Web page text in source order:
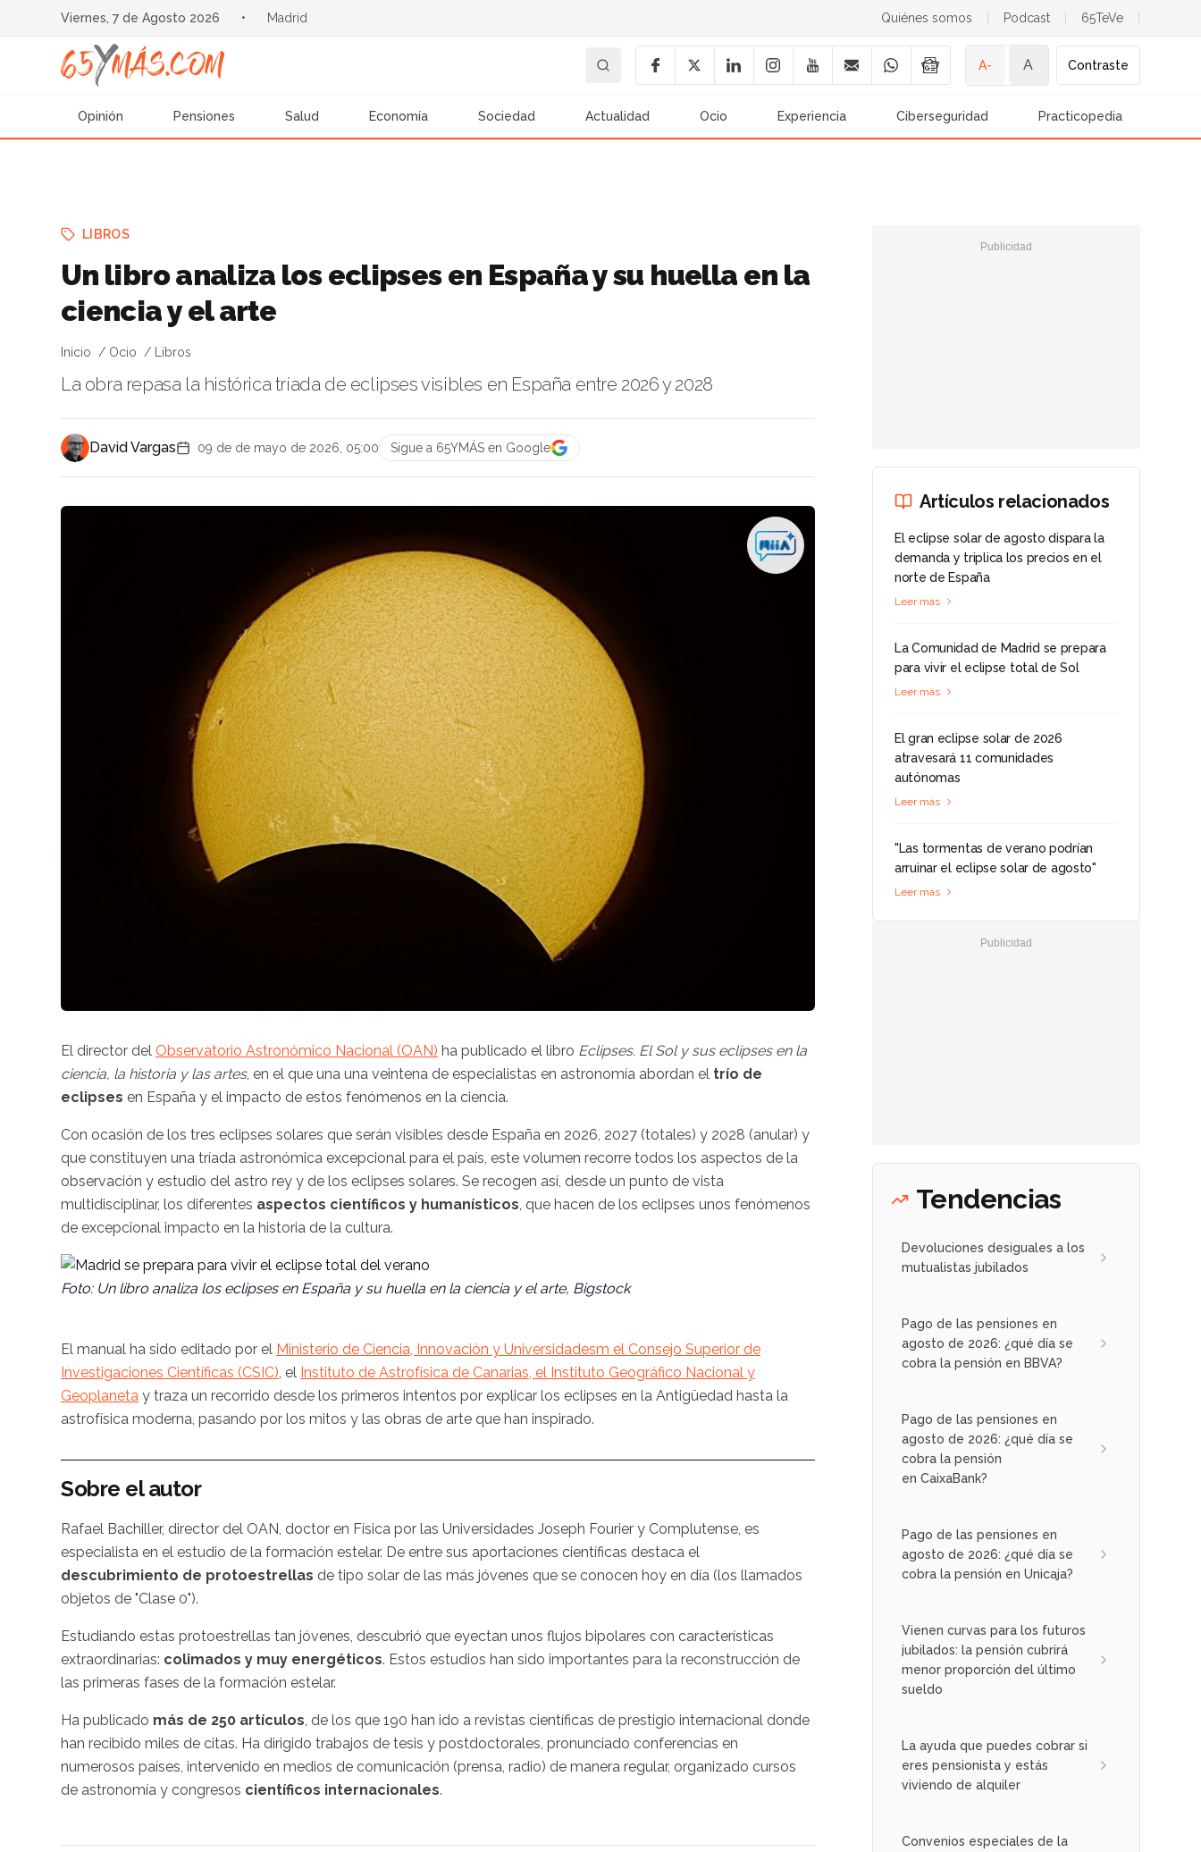
Viernes, 7 de Agosto 2026 • Madrid Quiénes somos Podcast 65TeVe
A- A Contraste
Opinión Pensiones Salud Economía Sociedad Actualidad Ocio Experiencia Ciberseguridad Practicopedia
LIBROS
Un libro analiza los eclipses en España y su huella en la
ciencia y el arte
Inicio Ocio Libros
La obra repasa la histórica tríada de eclipses visibles en España entre 2026 y 2028
David Vargas 09 de de mayo de 2026, 05:00 Sigue a 65YMÁS en Google
El director del Observatorio Astronómico Nacional (OAN) ha publicado el libro Eclipses. El Sol y sus eclipses en la
ciencia, la historia y las artes, en el que una una veintena de especialistas en astronomía abordan el trío de
eclipses en España y el impacto de estos fenómenos en la ciencia.
Con ocasión de los tres eclipses solares que serán visibles desde España en 2026, 2027 (totales) y 2028 (anular) y
que constituyen una tríada astronómica excepcional para el país, este volumen recorre todos los aspectos de la
observación y estudio del astro rey y de los eclipses solares. Se recogen así, desde un punto de vista
multidisciplinar, los diferentes aspectos científicos y humanísticos , que hacen de los eclipses unos fenómenos
de excepcional impacto en la historia de la cultura.
Foto: Un libro analiza los eclipses en España y su huella en la ciencia y el arte, Bigstock
El manual ha sido editado por el Ministerio de Ciencia, Innovación y Universidadesm el Consejo Superior de
Investigaciones Científicas (CSIC) , el Instituto de Astrofísica de Canarias, el Instituto Geográfico Nacional y
Geoplaneta y traza un recorrido desde los primeros intentos por explicar los eclipses en la Antigüedad hasta la
astrofísica moderna, pasando por los mitos y las obras de arte que han inspirado.
Sobre el autor
Rafael Bachiller, director del OAN, doctor en Física por las Universidades Joseph Fourier y Complutense, es
especialista en el estudio de la formación estelar. De entre sus aportaciones científicas destaca el
descubrimiento de protoestrellas de tipo solar de las más jóvenes que se conocen hoy en día (los llamados
objetos de "Clase 0").
Estudiando estas protoestrellas tan jóvenes, descubrió que eyectan unos flujos bipolares con características
extraordinarias: colimados y muy energéticos. Estos estudios han sido importantes para la reconstrucción de
las primeras fases de la formación estelar.
Ha publicado más de 250 artículos , de los que 190 han ido a revistas científicas de prestigio internacional donde
han recibido miles de citas. Ha dirigido trabajos de tesis y postdoctorales, pronunciado conferencias en
numerosos países, intervenido en medios de comunicación (prensa, radio) de manera regular, organizado cursos
de astronomía y congresos científicos internacionales.
Artículos relacionados
El eclipse solar de agosto dispara la
demanda y triplica los precios en el
norte de España
Leer más
La Comunidad de Madrid se prepara
para vivir el eclipse total de Sol
Leer más
El gran eclipse solar de 2026
atravesará 11 comunidades
autónomas
Leer más
"Las tormentas de verano podrían
arruinar el eclipse solar de agosto"
Leer más
Tendencias
Devoluciones desiguales a los
mutualistas jubilados
Pago de las pensiones en
agosto de 2026: ¿qué día se
cobra la pensión en BBVA?
Pago de las pensiones en
agosto de 2026: ¿qué día se
cobra la pensión
en CaixaBank?
Pago de las pensiones en
agosto de 2026: ¿qué día se
cobra la pensión en Unicaja?
Vienen curvas para los futuros
jubilados: la pensión cubrirá
menor proporción del último
sueldo
La ayuda que puedes cobrar si
eres pensionista y estás
viviendo de alquiler
Convenios especiales de la